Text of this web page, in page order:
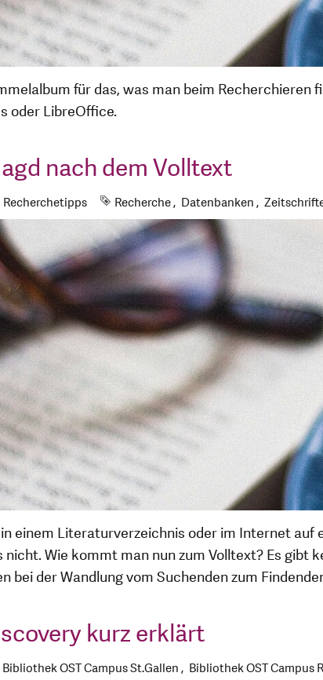
für das, was man beim
oder LibreOffice.
nach dem Volltext
Recherchetipps Schlagworte
Recherche Datenbanken
einem Literaturverzeichnis oder im Internet
Wie kommt man nun zum Volltext? Es gibt
bei der Wandlung vom Suchenden zum
kurz erklärt
Bibliothek OST Campus St.Gallen Bibliothek OST Campus